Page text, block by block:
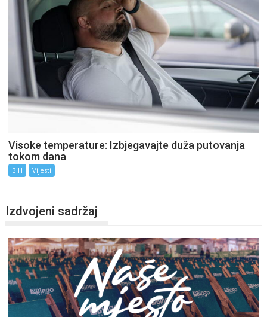
Visoke temperature: Izbjegavajte duža putovanja
tokom dana
BiH Vijesti
Izdvojeni sadržaj